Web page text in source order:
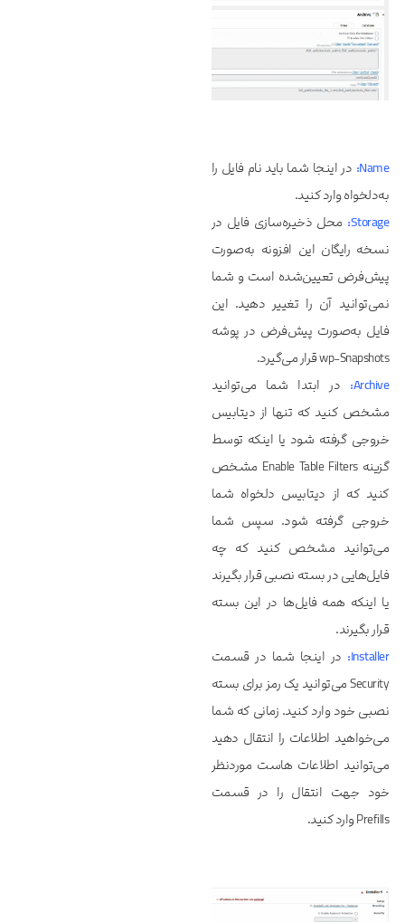
Name: در اینجا شما باید نام فایل را
به‌دلخواه وارد کنید.
Storage: محل ذخیره‌سازی فایل در
نسخه رایگان این افزونه به‌صورت
پیش‌فرض تعیین‌شده است و شما
نمی‌توانید آن را تغییر دهید. این
فایل به‌صورت پیش‌فرض در پوشه
wp-Snapshots قرار می‌گیرد.
Archive:
در ابتدا شما می‌توانید
مشخص کنید که تنها از دیتابیس
خروجی گرفته شود یا اینکه توسط
گزینه Enable Table Filters مشخص
کنید که از دیتابیس دلخواه شما
خروجی گرفته شود. سپس شما
می‌توانید مشخص کنید که چه
فایل‌هایی در بسته نصبی قرار بگیرند
یا اینکه همه فایل‌ها در این بسته
قرار بگیرند.
Installer: در اینجا شما در قسمت
Security می‌توانید یک رمز برای بسته
نصبی خود وارد کنید. زمانی که شما
می‌خواهید اطلاعات را انتقال دهید
می‌توانید اطلاعات هاست موردنظر
خود جهت انتقال را در قسمت
Prefills وارد کنید.